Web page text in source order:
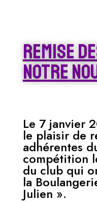
remise
notre
Le 7 janvier
le plaisir de
adhérentes
compétition
du club qui
la
Julien ».